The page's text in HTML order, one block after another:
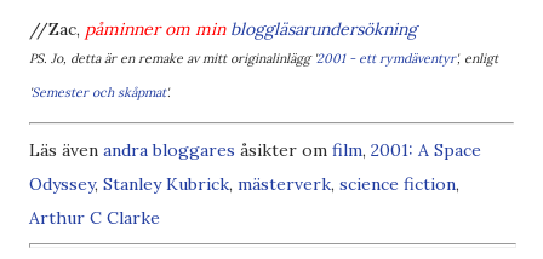
//Zac, påminner om min bloggläsarundersökning
PS. Jo, detta är en remake av mitt originalinlägg ' 2001 - ett rymdäventyr', enligt
Semester och skåpmat'.
Läs även andra bloggares åsikter om film, 2001: A Space
Odyssey, Stanley Kubrick, mästerverk, science fiction,
Arthur C Clarke